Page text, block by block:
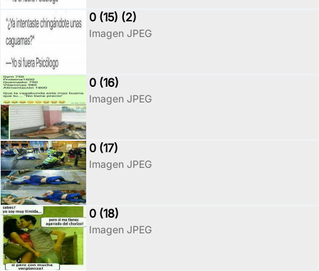
0 (15) (2)
Imagen JPEG
0 (16)
Imagen JPEG
0 (17)
Imagen JPEG
0 (18)
Imagen JPEG